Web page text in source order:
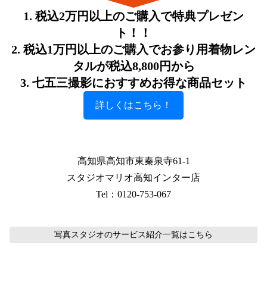
1. 税込2万円以上のご購入で特典プレゼン
ト！！
2. 税込1万円以上のご購入でお参り用着物レン
タルが税込8,800円から
3. 七五三撮影におすすめお得な商品セット
詳しくはこちら！
高知県高知市東秦泉寺61-1
スタジオマリオ高知インター店
Tel：0120-753-067
写真スタジオのサービス紹介一覧はこちら